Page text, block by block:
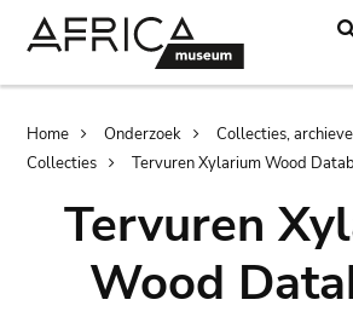
Breadcrumb
Home Onderzoek
Collecties,
Collecties
Tervuren Xylarium Wood
Tervuren
Wood